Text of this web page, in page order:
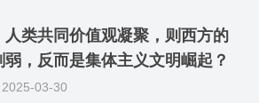
人类共同价值观凝聚，则西方的
，反而是集体主义文明崛起？
2025-03-30